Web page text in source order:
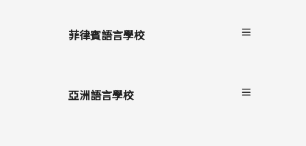
服務流程
雙國遊學
菲律賓語言學校
碧瑤
克拉克
亞洲語言學校